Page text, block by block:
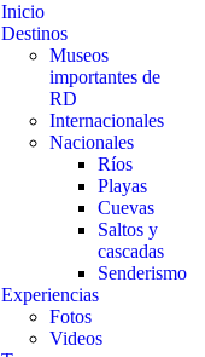
Inicio
Destinos
Museos
importantes de
RD
Internacionales
Nacionales
Ríos
Playas
Cuevas
Saltos y
cascadas
Senderismo
Experiencias
Fotos
Videos